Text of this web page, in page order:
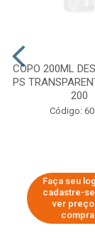
COPO 200ML
PS
200
Código:
Faça seu
cadastre-
ver